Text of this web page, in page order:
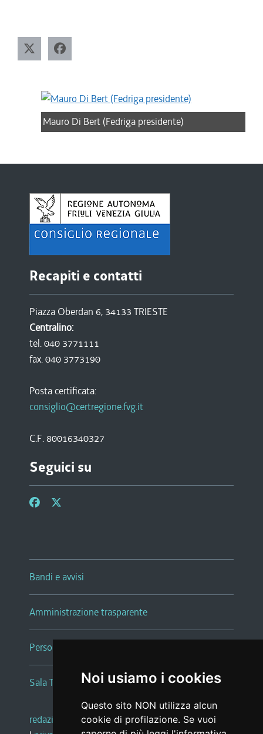
Noi usiamo i cookies
Questo sito NON utilizza alcun
cookie di profilazione. Se vuoi
Mauro Di Bert (Fedriga presidente)
Recapiti e contatti
Piazza Oberdan 6, 34133 TRIESTE
Centralino:
tel. 040 3771111
fax. 040 3773190
Posta certificata:
consiglio@certregione.fvg.it
C.F. 80016340327
Seguici su
Bandi e avvisi
Amministrazione trasparente
Persone e Uffici
Sala Tiziano Tessitori
redazione web |note legali |glossario